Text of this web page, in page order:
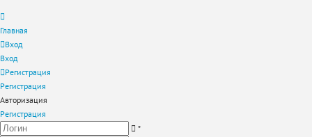
Главная
Вход
Вход
Регистрация
Регистрация
Авторизация
Регистрация
*